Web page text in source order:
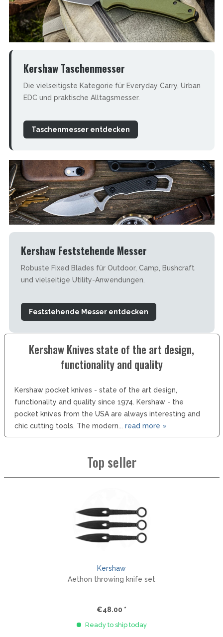
Kershaw Taschenmesser
Die vielseitigste Kategorie für Everyday Carry, Urban
EDC und praktische Alltagsmesser.
Taschenmesser entdecken
Kershaw Feststehende Messer
Robuste Fixed Blades für Outdoor, Camp, Bushcraft
und vielseitige Utility-Anwendungen.
Feststehende Messer entdecken
Kershaw Knives state of the art design,
functionality and quality
Kershaw pocket knives - state of the art design,
functionality and quality since 1974. Kershaw - the
pocket knives from the USA are always interesting and
chic cutting tools. The modern... read more »
Top seller
Kershaw
Aethon throwing knife set
€48.00 *
Ready to ship today